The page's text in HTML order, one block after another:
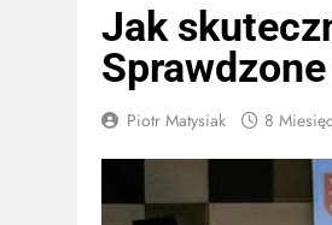
Jak
Piotr Matysiak 8